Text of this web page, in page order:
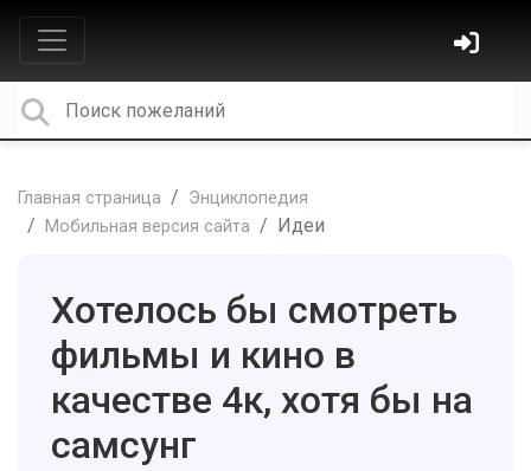
Главная страница
Энциклопедия
Мобильная версия сайта
Идеи
Хотелось бы смотреть
фильмы и кино в
качестве 4к, хотя бы на
самсунг